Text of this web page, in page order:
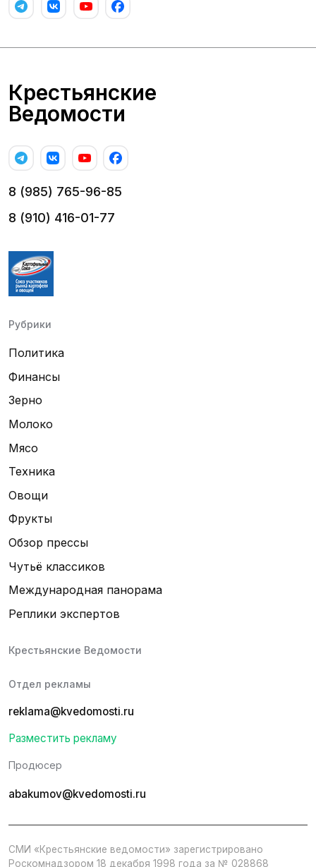
Крестьянские
Ведомости
8 (985) 765-96-85
8 (910) 416-01-77
Рубрики
Политика
Финансы
Зерно
Молоко
Мясо
Техника
Овощи
Фрукты
Обзор прессы
Чутьё классиков
Международная панорама
Реплики экспертов
Крестьянские Ведомости
Отдел рекламы
reklama@kvedomosti.ru
Разместить рекламу
Продюсер
abakumov@kvedomosti.ru
СМИ «Крестьянские ведомости» зарегистрировано
Роскомнадзором 18 декабря 1998 года за № 028868